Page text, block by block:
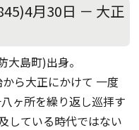
月30日 － 大正
島町)出身。
ら大正にかけて 一度
ヶ所を繰り返し巡拝す
している時代ではない